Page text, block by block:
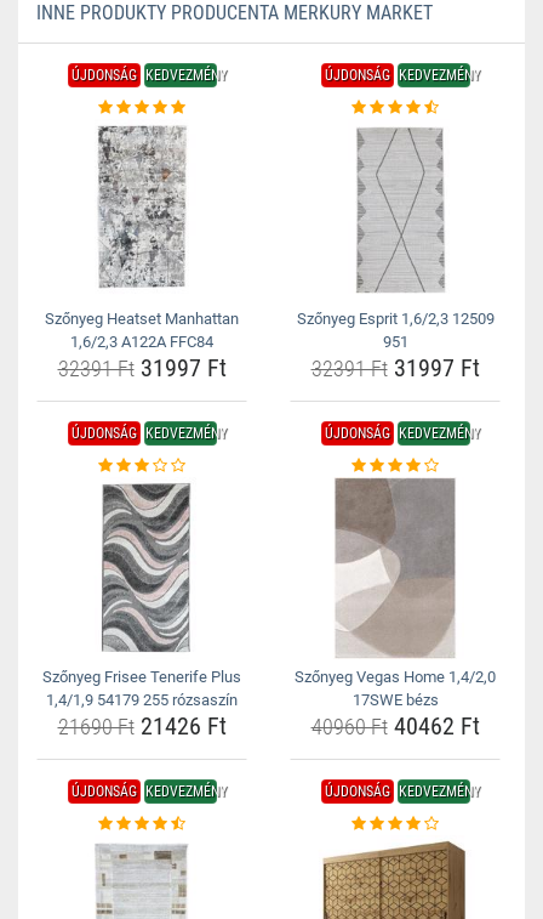
INNE PRODUKTY PRODUCENTA MERKURY MARKET
ÚJDONSÁG KEDVEZMÉNY
Szőnyeg Heatset Manhattan
1,6/2,3 A122A FFC84
32391 Ft31997 Ft
ÚJDONSÁG KEDVEZMÉNY
Szőnyeg Esprit 1,6/2,3 12509
951
32391 Ft31997 Ft
ÚJDONSÁG KEDVEZMÉNY
Szőnyeg Frisee Tenerife Plus
1,4/1,9 54179 255 rózsaszín
21690 Ft21426 Ft
ÚJDONSÁG KEDVEZMÉNY
Szőnyeg Vegas Home 1,4/2,0
17SWE bézs
40960 Ft40462 Ft
ÚJDONSÁG KEDVEZMÉNY ÚJDONSÁG KEDVEZMÉNY